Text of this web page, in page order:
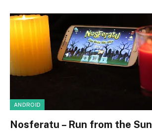
ANDROID
Nosferatu – Run from the Sun